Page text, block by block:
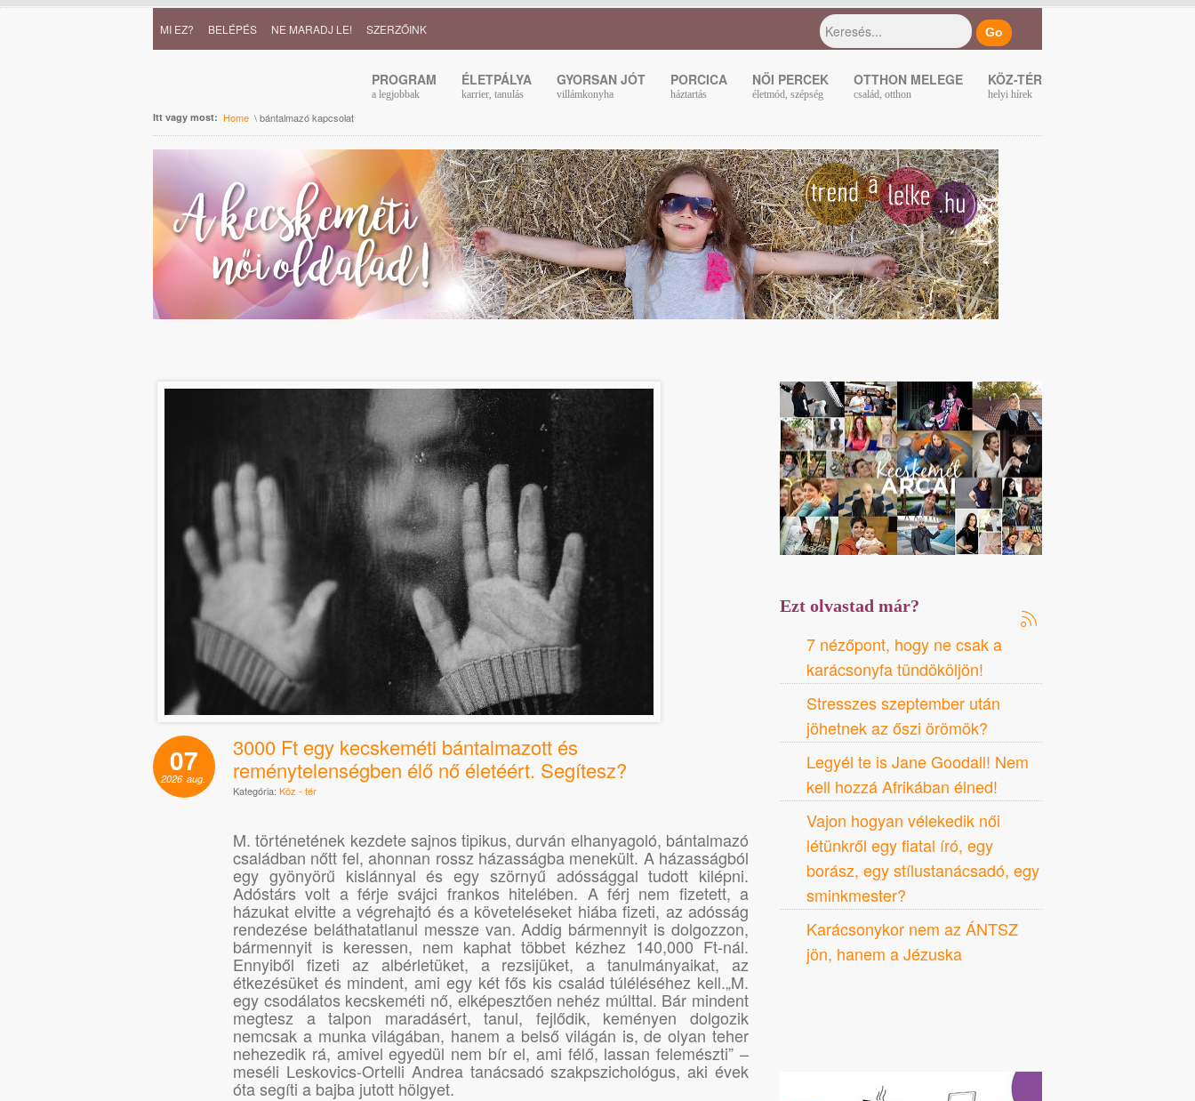
MI EZ? BELÉPÉS NE MARADJ LE! SZERZŐINK
PROGRAM
a legjobbak
ÉLETPÁLYA
karrier, tanulás
GYORSAN JÓT
villámkonyha
PORCICA
háztartás
NŐI PERCEK
életmód, szépség
OTTHON MELEGE
család, otthon
KÖZ-TÉR
helyi hírek
Itt vagy most: Home \ bántalmazó kapcsolat
07
2026 aug.
3000 Ft egy kecskeméti bántalmazott és
reménytelenségben élő nő életéért. Segítesz?
Kategória: Köz - tér
M. történetének kezdete sajnos tipikus, durván elhanyagoló, bántalmazó
családban nőtt fel, ahonnan rossz házasságba menekült. A házasságból
egy gyönyörű kislánnyal és egy szörnyű adóssággal tudott kilépni.
Adóstárs volt a férje svájci frankos hitelében. A férj nem fizetett, a
házukat elvitte a végrehajtó és a követeléseket hiába fizeti, az adósság
rendezése beláthatatlanul messze van. Addig bármennyit is dolgozzon,
bármennyit is keressen, nem kaphat többet kézhez 140,000 Ft-nál.
Ennyiből fizeti az albérletüket, a rezsijüket, a tanulmányaikat, az
étkezésüket és mindent, ami egy két fős kis család túléléséhez kell.„M.
egy csodálatos kecskeméti nő, elképesztően nehéz múlttal. Bár mindent
megtesz a talpon maradásért, tanul, fejlődik, keményen dolgozik
nemcsak a munka világában, hanem a belső világán is, de olyan teher
nehezedik rá, amivel egyedül nem bír el, ami félő, lassan felemészti” –
meséli Leskovics-Ortelli Andrea tanácsadó szakpszichológus, aki évek
óta segíti a bajba jutott hölgyet.
Ezt olvastad már?
7 nézőpont, hogy ne csak a
karácsonyfa tündököljön!
Stresszes szeptember után
jöhetnek az őszi örömök?
Legyél te is Jane Goodall! Nem
kell hozzá Afrikában élned!
Vajon hogyan vélekedik női
létünkről egy fiatal író, egy
borász, egy stílustanácsadó, egy
sminkmester?
Karácsonykor nem az ÁNTSZ
jön, hanem a Jézuska